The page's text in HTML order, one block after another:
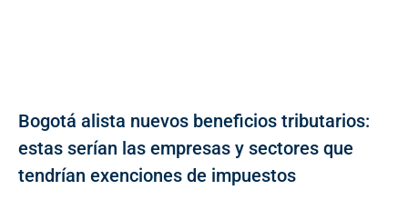
Bogotá alista nuevos beneficios tributarios:
estas serían las empresas y sectores que
tendrían exenciones de impuestos